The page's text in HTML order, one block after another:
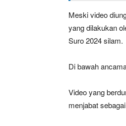
Meski video
yang dilakukan
Suro 2024 silam.
Di bawah
Video yang
menjabat